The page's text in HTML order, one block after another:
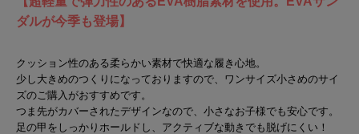
ダルが今季も登場】
クッション性のある柔らかい素材で快適な履き心地。
少し大きめのつくりになっておりますので、ワンサイズ小さめのサイ
ズのご購入がおすすめです。
つま先がカバーされたデザインなので、小さなお子様でも安心です。
足の甲をしっかりホールドし、アクティブな動きでも脱げにくい！